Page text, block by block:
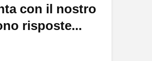
con il nostro
risposte...